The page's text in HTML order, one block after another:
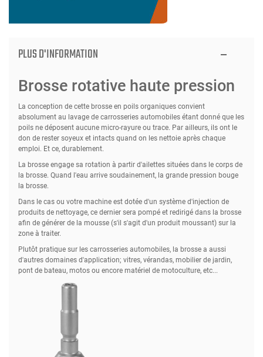
PLUS D'INFORMATION
Brosse rotative haute pression
La conception de cette brosse en poils organiques convient
absolument au lavage de carrosseries automobiles étant donné que les
poils ne déposent aucune micro-rayure ou trace. Par ailleurs, ils ont le
don de rester soyeux et intacts quand on les nettoie après chaque
emploi. Et ce, durablement.
La brosse engage sa rotation à partir d'ailettes situées dans le corps de
la brosse. Quand l'eau arrive soudainement, la grande pression bouge
la brosse.
Dans le cas ou votre machine est dotée d'un système d'injection de
produits de nettoyage, ce dernier sera pompé et redirigé dans la brosse
afin de générer de la mousse (s'il s'agit d'un produit moussant) sur la
zone à traiter.
Plutôt pratique sur les carrosseries automobiles, la brosse a aussi
d'autres domaines d'application; vitres, vérandas, mobilier de jardin,
pont de bateau, motos ou encore matériel de motoculture, etc...